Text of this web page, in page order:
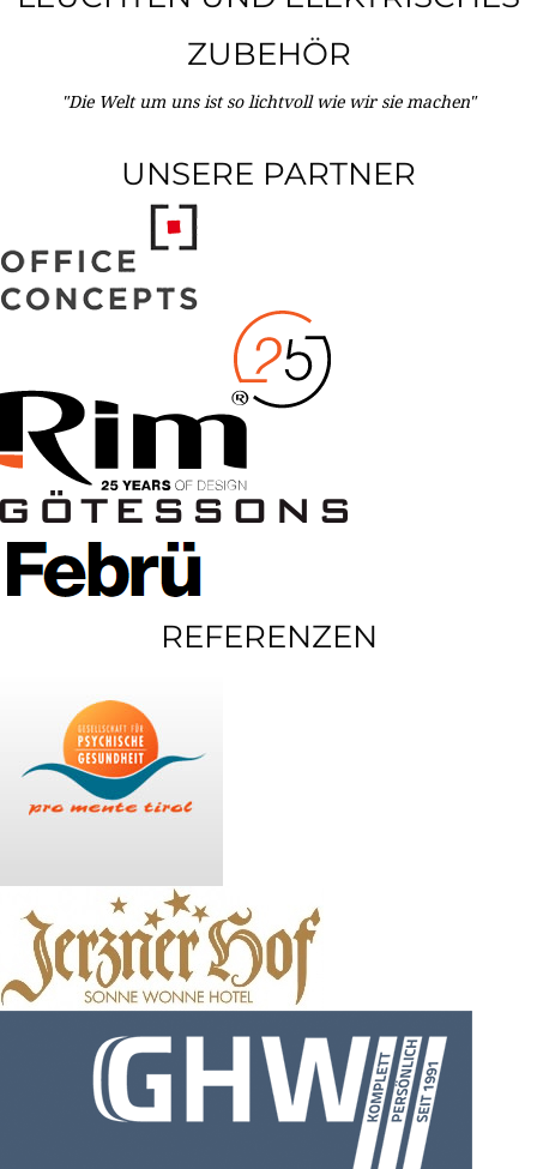
ZUBEHÖR
"Die Welt um uns ist so lichtvoll wie wir sie machen"
UNSERE PARTNER
REFERENZEN